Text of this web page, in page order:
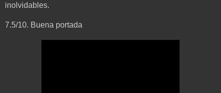
inolvidables.
7.5/10. Buena portada